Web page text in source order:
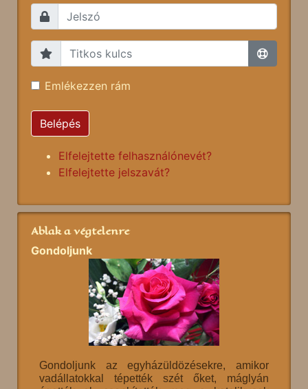
Emlékezzen rám
Belépés
Elfelejtette felhasználónevét?
Elfelejtette jelszavát?
Ablak a végtelenre
Gondoljunk
Gondoljunk az egyházüldözésekre, amikor
vadállatokkal tépették szét őket, máglyán